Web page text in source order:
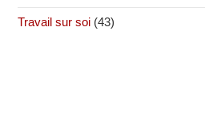
Travail sur soi (43)